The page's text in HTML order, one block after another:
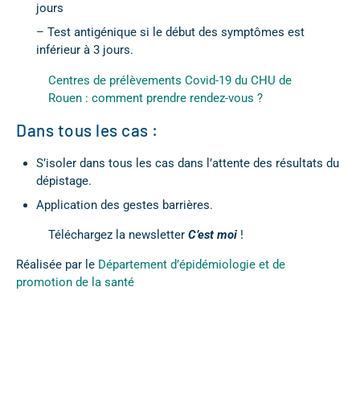
jours
– Test antigénique si le début des symptômes est
inférieur à 3 jours.
Centres de prélèvements Covid-19 du CHU de
Rouen : comment prendre rendez-vous ?
Dans tous les cas :
S’isoler dans tous les cas dans l’attente des résultats du
dépistage.
Application des gestes barrières.
Téléchargez la newsletter C’est moi !
Réalisée par le Département d’épidémiologie et de
promotion de la santé